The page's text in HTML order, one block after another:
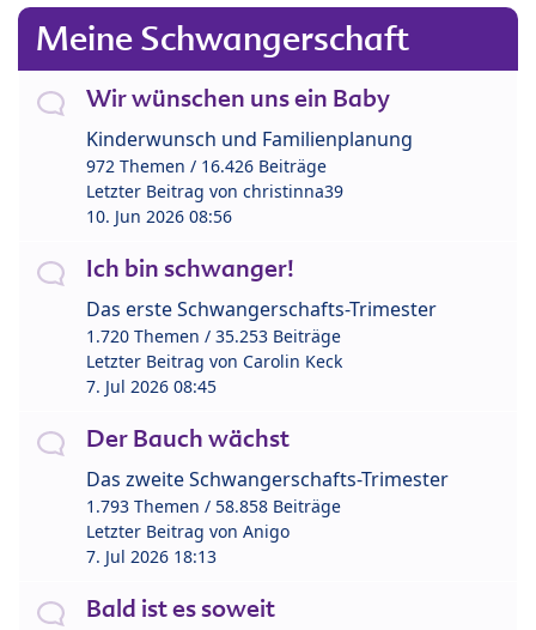
Meine Schwangerschaft
Wir wünschen uns ein Baby
Kinderwunsch und Familienplanung
972 Themen / 16.426 Beiträge
Letzter Beitrag von christinna39
10. Jun 2026 08:56
Ich bin schwanger!
Das erste Schwangerschafts-Trimester
1.720 Themen / 35.253 Beiträge
Letzter Beitrag von Carolin Keck
7. Jul 2026 08:45
Der Bauch wächst
Das zweite Schwangerschafts-Trimester
1.793 Themen / 58.858 Beiträge
Letzter Beitrag von Anigo
7. Jul 2026 18:13
Bald ist es soweit